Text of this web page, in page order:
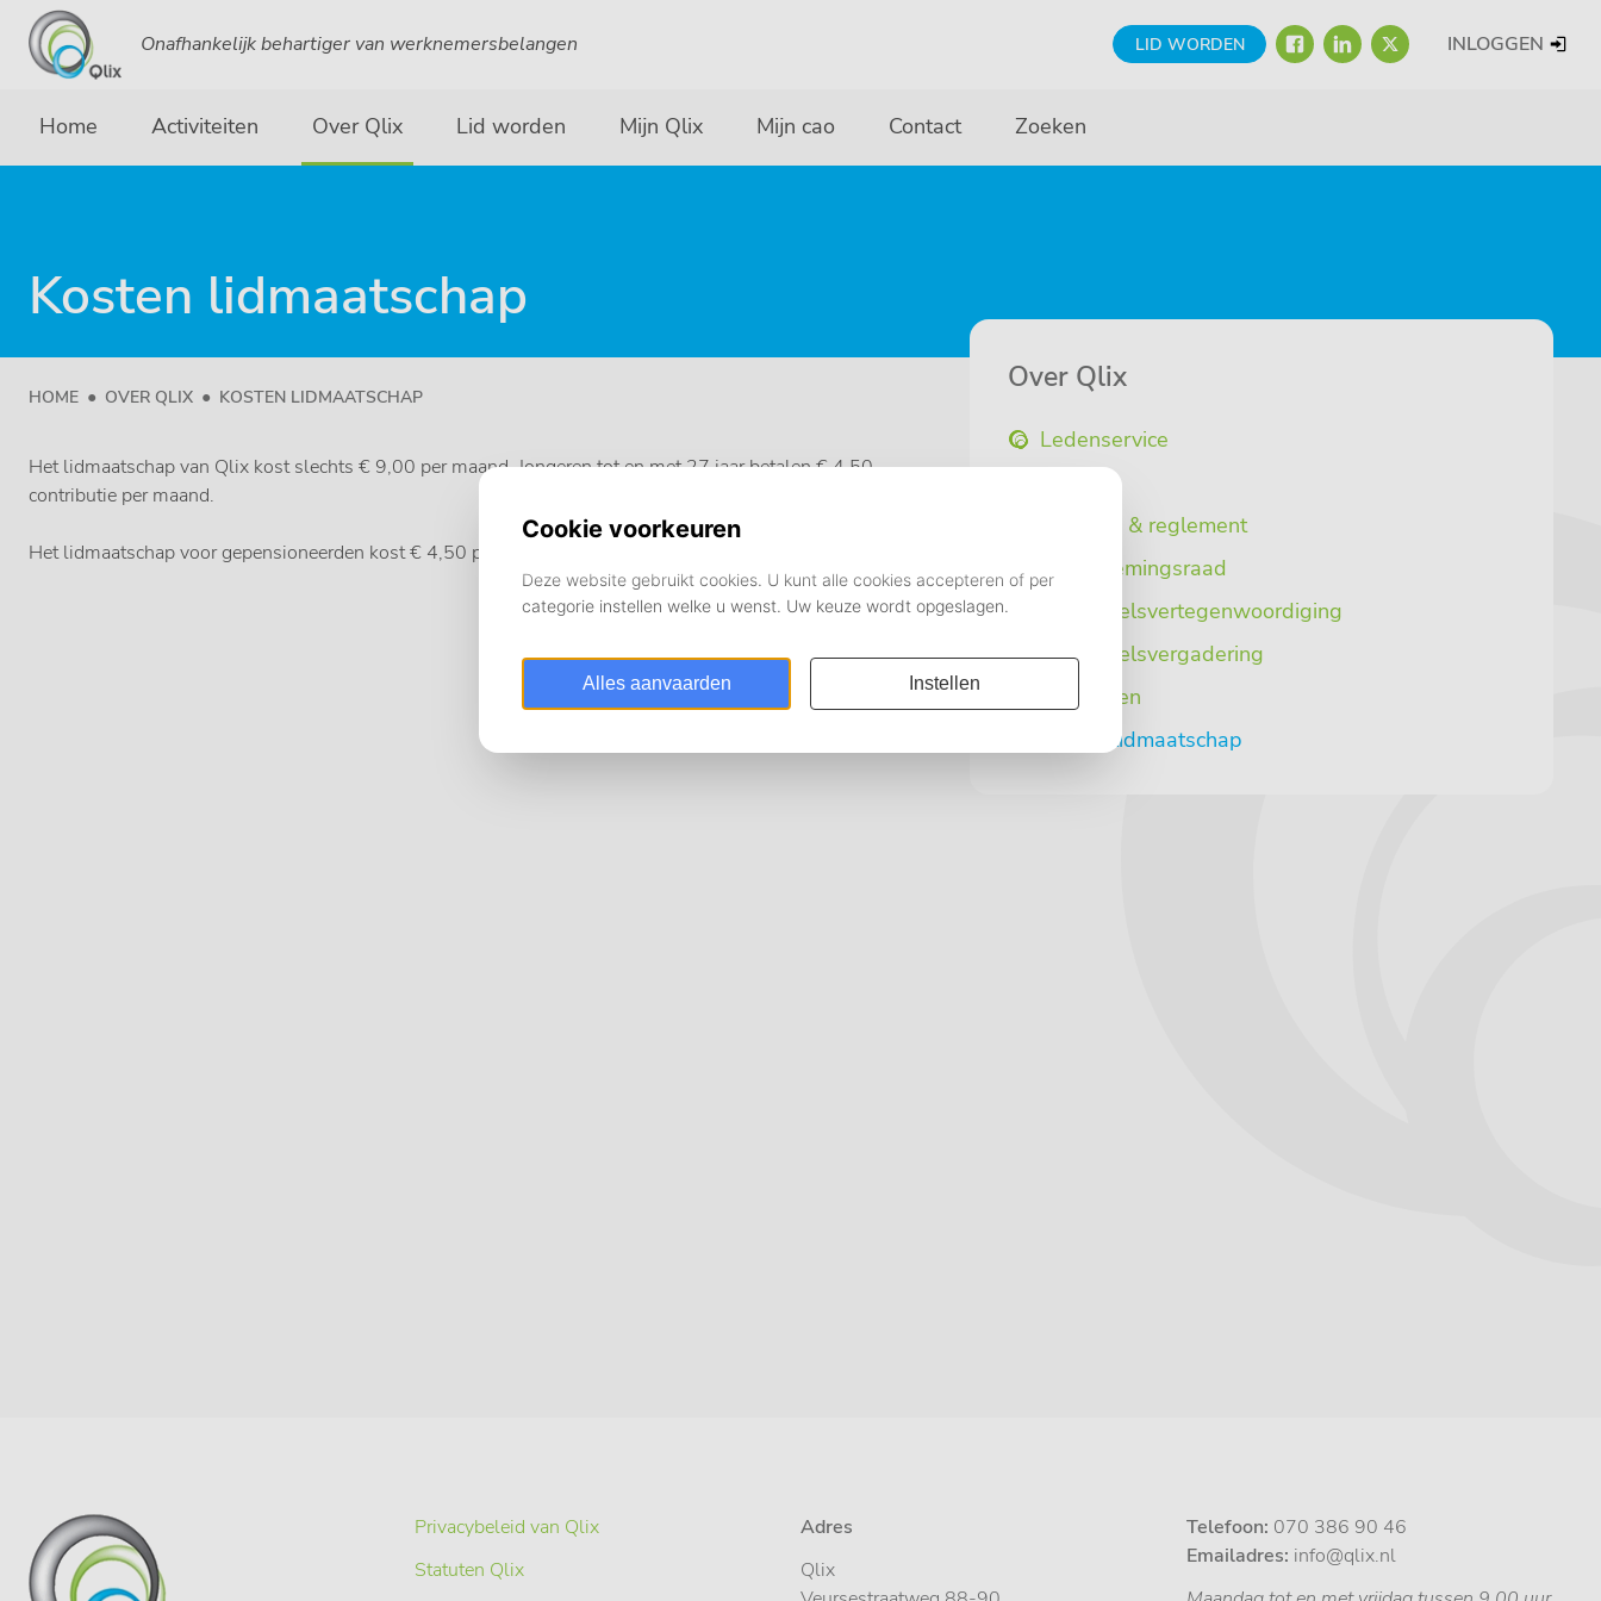
LID WORDEN FACEBOOK
LINKEDINTWITTER
INLOGGEN
Onafhankelijk behartiger van werknemersbelangen
Home Activiteiten Over Qlix Lid worden Mijn Qlix Mijn cao Contact Zoeken
HOME OVER QLIX KOSTEN LIDMAATSCHAP
Kosten lidmaatschap
Het lidmaatschap van Qlix kost slechts € 9,00 per maand. Jongeren tot en met 27 jaar betalen € 4,50
contributie per maand.
Het lidmaatschap voor gepensioneerden kost € 4,50 per maand
Over Qlix
Ledenservice
Statuten & reglement
Ondernemingsraad
Personeelsvertegenwoordiging
Personeelsvergadering
Opzeggen
Kosten lidmaatschap
Privacybeleid van Qlix
Statuten Qlix
Adres
Qlix
Telefoon: 070 386 90 46
Emailadres: info@qlix.nl